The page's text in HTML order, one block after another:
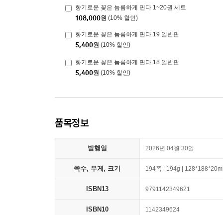
향기로운 꽃은 늠름하게 핀다 1~20권 세트
108,000원 (10% 할인)
향기로운 꽃은 늠름하게 핀다 19 일반판
5,400원 (10% 할인)
향기로운 꽃은 늠름하게 핀다 18 일반판
5,400원 (10% 할인)
품목정보
발행일 2026년 04월 30일
쪽수, 무게, 크기 194쪽 | 194g |
ISBN13 9791142349621
ISBN10 1142349624